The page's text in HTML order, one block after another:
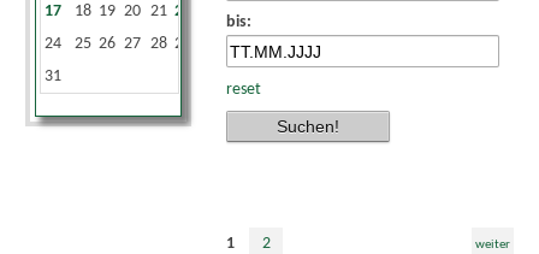
17
18 19 20 21 22
24
25 26 27 28 29
31
bis:
reset
1 2 weiter